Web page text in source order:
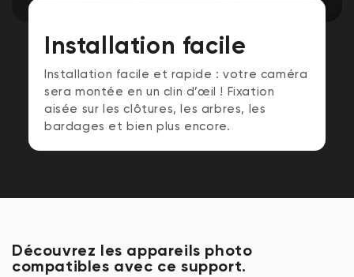
Installation facile
Installation facile et rapide : votre caméra
sera montée en un clin d’œil ! Fixation
aisée sur les clôtures, les arbres, les
bardages et bien plus encore.
Découvrez les appareils photo
compatibles avec ce support.